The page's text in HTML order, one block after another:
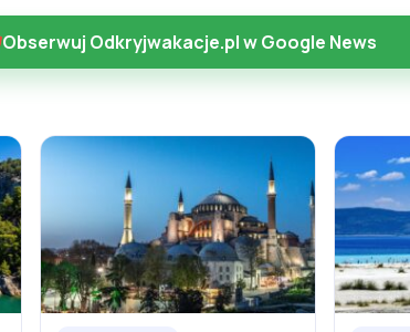
Obserwuj Odkryjwakacje.pl w Google News